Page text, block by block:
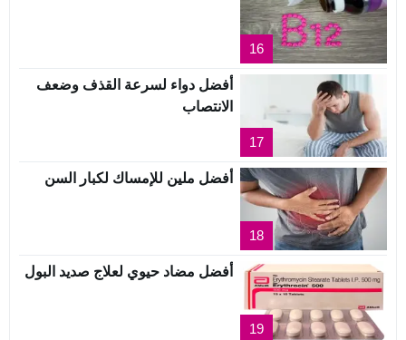
16
17
أفضل دواء لسرعة القذف وضعف
الانتصاب
18
أفضل ملين للإمساك لكبار السن
19
أفضل مضاد حيوي لعلاج صديد البول